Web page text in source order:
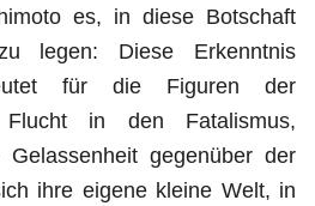
es, in diese Botschaft
legen: Diese Erkenntnis
für die Figuren der
Flucht in den Fatalismus,
gegenüber der
ihre eigene kleine Welt, in